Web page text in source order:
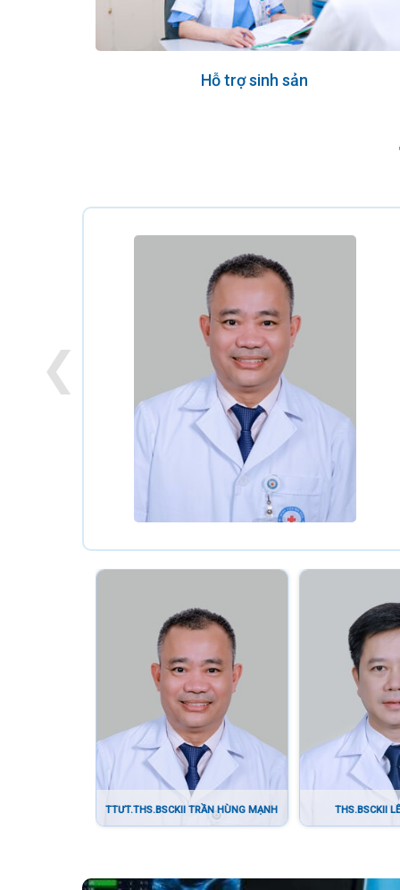
Hỗ trợ sinh sản
TTƯT.THS.BSCKII TRẦN HÙNG MẠNH THS.BSCKII